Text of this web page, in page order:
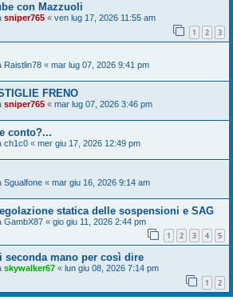
con Mazzuoli
sniper765 « ven lug 17, 2026 11:55 am
1 2 3
Raistlin78 « mar lug 07, 2026 9:41 pm
FRENO
sniper765 « mar lug 07, 2026 3:46 pm
conto?...
ch1c0 « mer giu 17, 2026 12:49 pm
Sgualfone « mar giu 16, 2026 9:14 am
statica delle sospensioni e SAG
GambX87 « gio giu 11, 2026 2:44 pm
1 2 3 4 5
seconda mano per così dire
skywalker67 « lun giu 08, 2026 7:14 pm
1 2